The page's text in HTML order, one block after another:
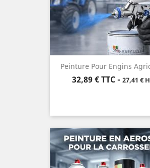
Peinture Pour Engins
Prix
32,89 € TTC- 27,41 €